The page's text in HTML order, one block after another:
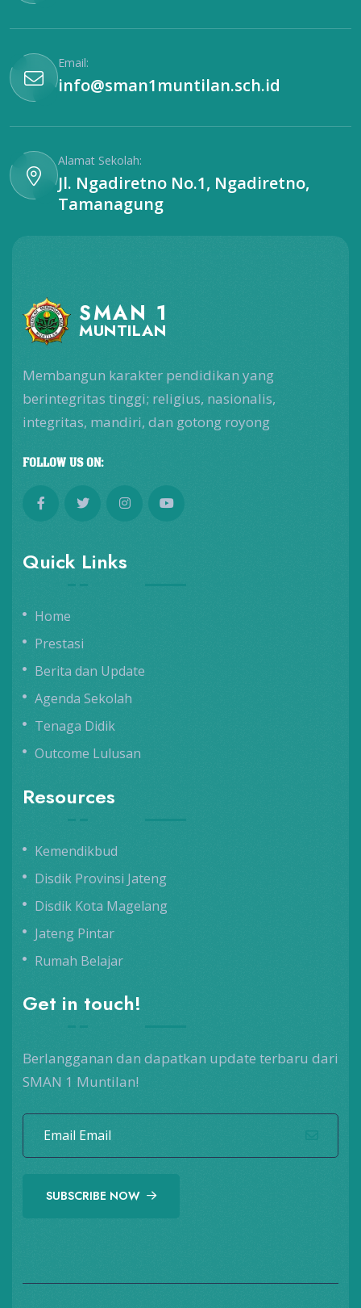
Email:
info@sman1muntilan.sch.id
Alamat Sekolah:
Jl. Ngadiretno No.1, Ngadiretno,
Tamanagung
SMAN 1
MUNTILAN
Membangun karakter pendidikan yang
berintegritas tinggi; religius, nasionalis,
integritas, mandiri, dan gotong royong
FOLLOW US ON:
Quick Links
Home
Prestasi
Berita dan Update
Agenda Sekolah
Tenaga Didik
Outcome Lulusan
Resources
Kemendikbud
Disdik Provinsi Jateng
Disdik Kota Magelang
Jateng Pintar
Rumah Belajar
Get in touch!
Berlangganan dan dapatkan update terbaru dari
SMAN 1 Muntilan!
SUBSCRIBE NOW